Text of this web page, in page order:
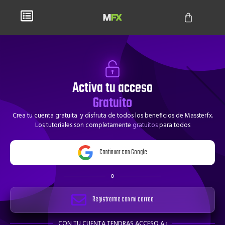
Activa tu acceso
Gratuito
Crea tu cuenta gratuita y disfruta de todos los beneficios de Massterfx.
Los tutoriales son completamente gratuitospara todos
Continuar con Google
o
Registrarme con mi correo